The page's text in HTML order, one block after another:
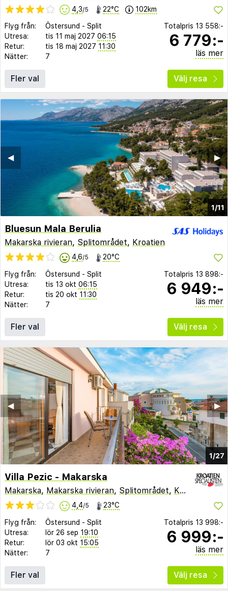
4,3/5 22°C 102km
Flyg från: Östersund - Split
Utresa:
tis 11 maj 2027 06:15
Retur:
tis 18 maj 2027 11:30
Nätter:
7
Totalpris 13 558:-
6 779:-
läs mer
Fler val Välj resa
1/11
▶︎
◀︎
Bluesun Mala Berulia
Makarska rivieran, Splitområdet, Kroatien
4,6/5 20°C
Flyg från: Östersund - Split
Utresa:
tis 13 okt 06:15
Retur:
tis 20 okt 11:30
Nätter:
7
Totalpris 13 898:-
6 949:-
läs mer
Fler val Välj resa
1/27
▶︎
◀︎
Villa Pezic - Makarska
Makarska, Makarska rivieran, Splitområdet, Kroatien
4,4/5 23°C
Flyg från: Östersund - Split
Utresa:
lör 26 sep 19:10
Retur:
lör 03 okt 15:05
Nätter:
7
Totalpris 13 998:-
6 999:-
läs mer
Fler val Välj resa